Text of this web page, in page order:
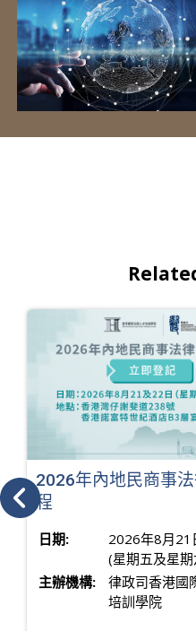
2026年內地民商事
程
日期:
2026年8月21
(星期五及星期
主辦機構:
律政司香港國
培訓學院